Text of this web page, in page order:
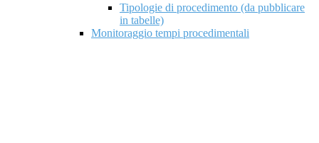
Tipologie di procedimento (da pubblicare
in tabelle)
Monitoraggio tempi procedimentali